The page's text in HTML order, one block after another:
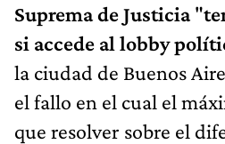
Suprema de Justicia"
si accede al lobby
la ciudad de Buenos
el fallo en el cual el
que resolver sobre el